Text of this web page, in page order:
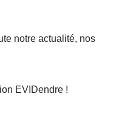
notre actualité, nos
EVIDendre !